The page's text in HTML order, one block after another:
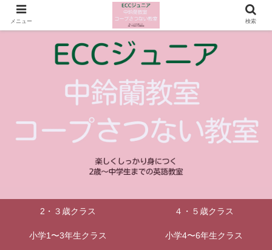
2・３歳クラス ４・５歳クラス
小学1〜3年生クラス 小学4〜6年生クラス
メニュー 検索